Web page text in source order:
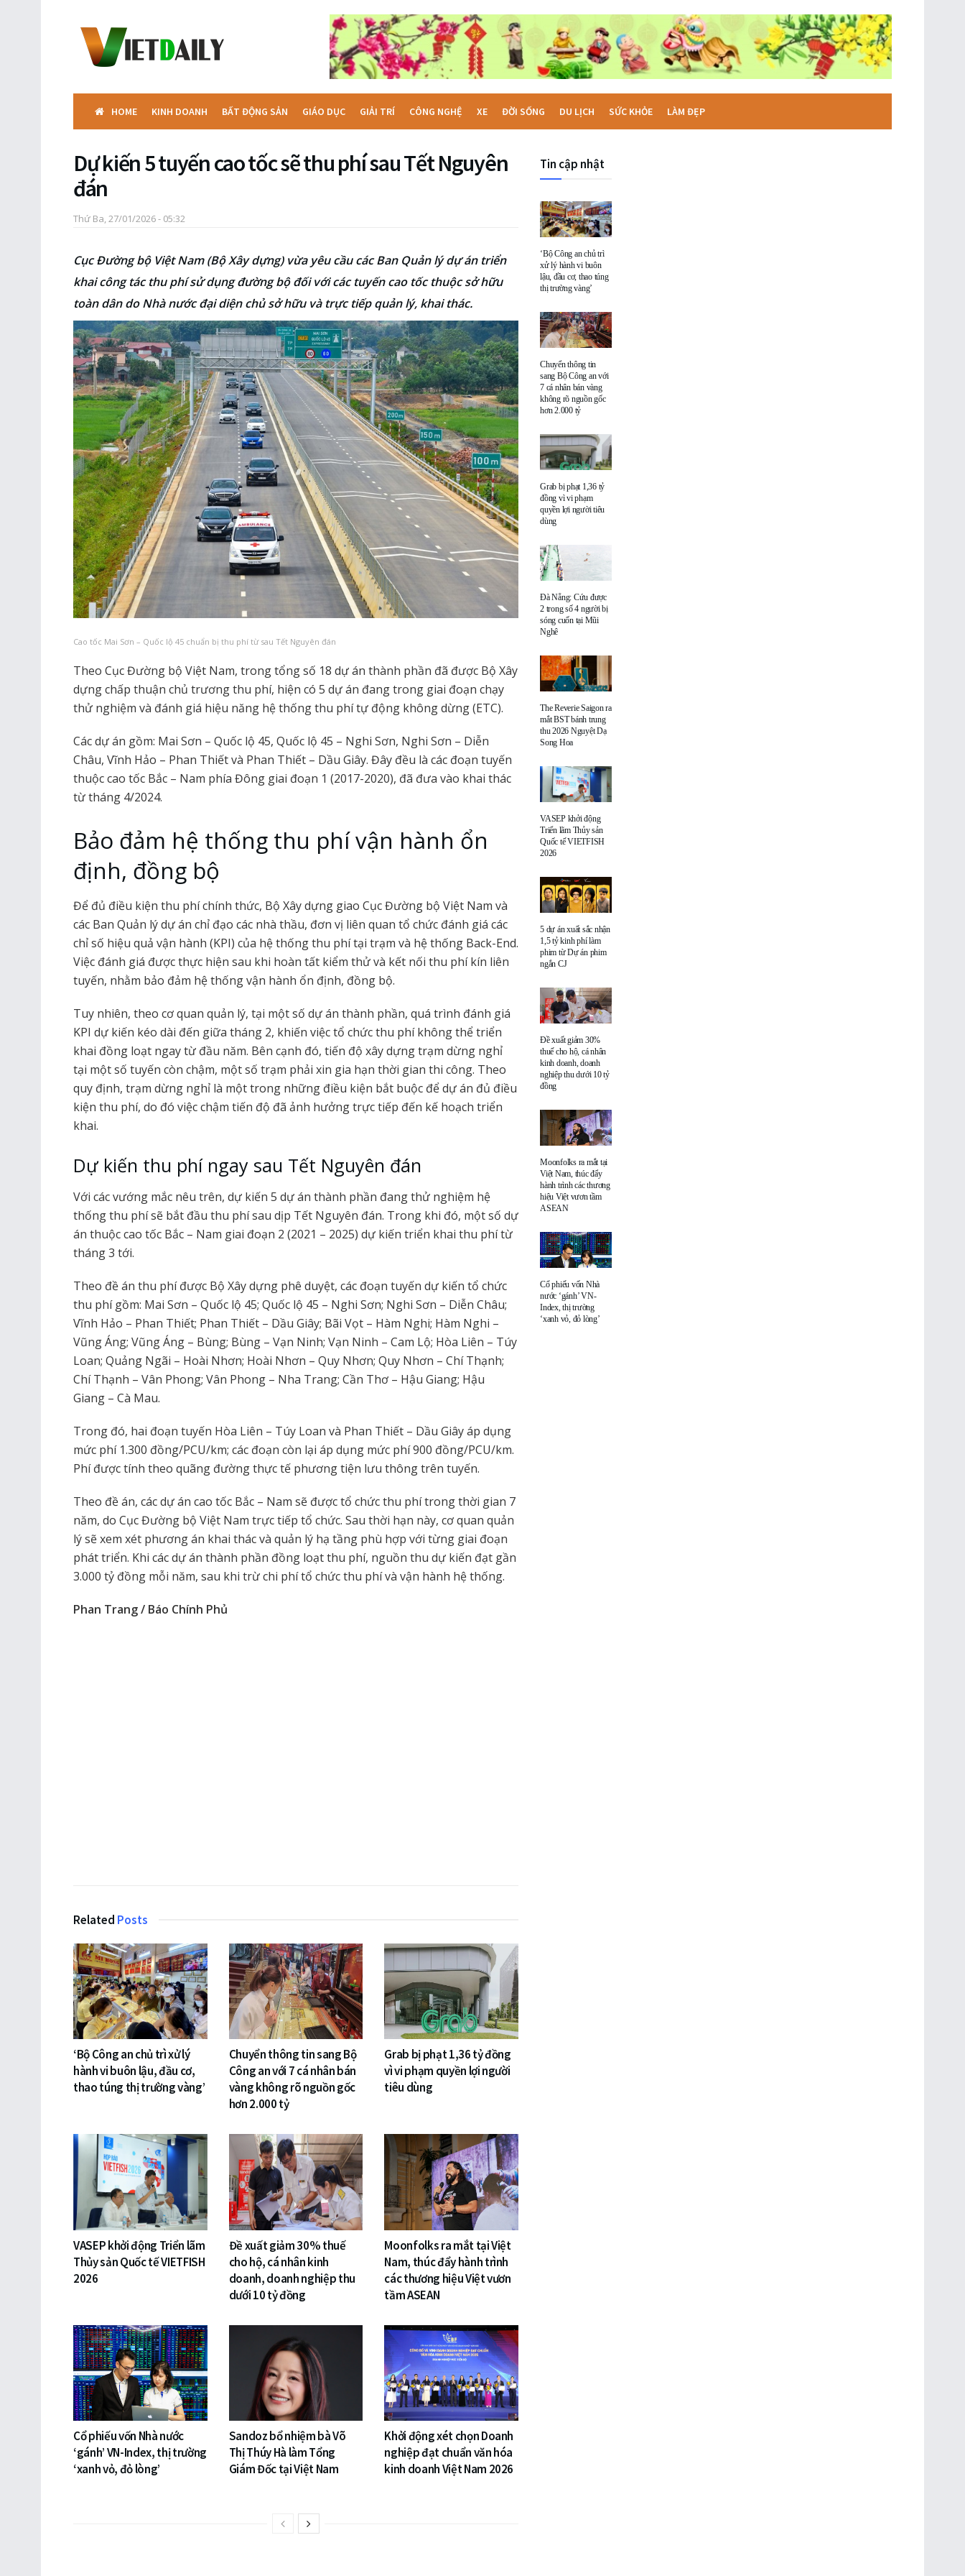
HOME KINH DOANH BẤT ĐỘNG SẢN GIÁO DỤC GIẢI TRÍ CÔNG NGHỆ XE ĐỜI SỐNG DU LỊCH SỨC KHỎE LÀM ĐẸP
Dự kiến 5 tuyến cao tốc sẽ thu phí sau Tết Nguyên
đán
Thứ Ba, 27/01/2026 - 05:32
Cục Đường bộ Việt Nam (Bộ Xây dựng) vừa yêu cầu các Ban Quản lý dự án triển
khai công tác thu phí sử dụng đường bộ đối với các tuyến cao tốc thuộc sở hữu
toàn dân do Nhà nước đại diện chủ sở hữu và trực tiếp quản lý, khai thác.
Cao tốc Mai Sơn – Quốc lộ 45 chuẩn bị thu phí từ sau Tết Nguyên đán
Theo Cục Đường bộ Việt Nam, trong tổng số 18 dự án thành phần đã được Bộ Xây
dựng chấp thuận chủ trương thu phí, hiện có 5 dự án đang trong giai đoạn chạy
thử nghiệm và đánh giá hiệu năng hệ thống thu phí tự động không dừng (ETC).
Các dự án gồm: Mai Sơn – Quốc lộ 45, Quốc lộ 45 – Nghi Sơn, Nghi Sơn – Diễn
Châu, Vĩnh Hảo – Phan Thiết và Phan Thiết – Dầu Giây. Đây đều là các đoạn tuyến
thuộc cao tốc Bắc – Nam phía Đông giai đoạn 1 (2017-2020), đã đưa vào khai thác
từ tháng 4/2024.
Bảo đảm hệ thống thu phí vận hành ổn
định, đồng bộ
Để đủ điều kiện thu phí chính thức, Bộ Xây dựng giao Cục Đường bộ Việt Nam và
các Ban Quản lý dự án chỉ đạo các nhà thầu, đơn vị liên quan tổ chức đánh giá các
chỉ số hiệu quả vận hành (KPI) của hệ thống thu phí tại trạm và hệ thống Back-End.
Việc đánh giá được thực hiện sau khi hoàn tất kiểm thử và kết nối thu phí kín liên
tuyến, nhằm bảo đảm hệ thống vận hành ổn định, đồng bộ.
Tuy nhiên, theo cơ quan quản lý, tại một số dự án thành phần, quá trình đánh giá
KPI dự kiến kéo dài đến giữa tháng 2, khiến việc tổ chức thu phí không thể triển
khai đồng loạt ngay từ đầu năm. Bên cạnh đó, tiến độ xây dựng trạm dừng nghỉ
tại một số tuyến còn chậm, một số trạm phải xin gia hạn thời gian thi công. Theo
quy định, trạm dừng nghỉ là một trong những điều kiện bắt buộc để dự án đủ điều
kiện thu phí, do đó việc chậm tiến độ đã ảnh hưởng trực tiếp đến kế hoạch triển
khai.
Dự kiến thu phí ngay sau Tết Nguyên đán
Với các vướng mắc nêu trên, dự kiến 5 dự án thành phần đang thử nghiệm hệ
thống thu phí sẽ bắt đầu thu phí sau dịp Tết Nguyên đán. Trong khi đó, một số dự
án thuộc cao tốc Bắc – Nam giai đoạn 2 (2021 – 2025) dự kiến triển khai thu phí từ
tháng 3 tới.
Theo đề án thu phí được Bộ Xây dựng phê duyệt, các đoạn tuyến dự kiến tổ chức
thu phí gồm: Mai Sơn – Quốc lộ 45; Quốc lộ 45 – Nghi Sơn; Nghi Sơn – Diễn Châu;
Vĩnh Hảo – Phan Thiết; Phan Thiết – Dầu Giây; Bãi Vọt – Hàm Nghi; Hàm Nghi –
Vũng Áng; Vũng Áng – Bùng; Bùng – Vạn Ninh; Vạn Ninh – Cam Lộ; Hòa Liên – Túy
Loan; Quảng Ngãi – Hoài Nhơn; Hoài Nhơn – Quy Nhơn; Quy Nhơn – Chí Thạnh;
Chí Thạnh – Vân Phong; Vân Phong – Nha Trang; Cần Thơ – Hậu Giang; Hậu
Giang – Cà Mau.
Trong đó, hai đoạn tuyến Hòa Liên – Túy Loan và Phan Thiết – Dầu Giây áp dụng
mức phí 1.300 đồng/PCU/km; các đoạn còn lại áp dụng mức phí 900 đồng/PCU/km.
Phí được tính theo quãng đường thực tế phương tiện lưu thông trên tuyến.
Theo đề án, các dự án cao tốc Bắc – Nam sẽ được tổ chức thu phí trong thời gian 7
năm, do Cục Đường bộ Việt Nam trực tiếp tổ chức. Sau thời hạn này, cơ quan quản
lý sẽ xem xét phương án khai thác và quản lý hạ tầng phù hợp với từng giai đoạn
phát triển. Khi các dự án thành phần đồng loạt thu phí, nguồn thu dự kiến đạt gần
3.000 tỷ đồng mỗi năm, sau khi trừ chi phí tổ chức thu phí và vận hành hệ thống.
Phan Trang / Báo Chính Phủ
Related Posts
‘Bộ Công an chủ trì xử lý
hành vi buôn lậu, đầu cơ,
thao túng thị trường vàng’
Chuyển thông tin sang Bộ
Công an với 7 cá nhân bán
vàng không rõ nguồn gốc
hơn 2.000 tỷ
Grab bị phạt 1,36 tỷ đồng
vì vi phạm quyền lợi người
tiêu dùng
VASEP khởi động Triển lãm
Thủy sản Quốc tế VIETFISH
2026
Đề xuất giảm 30% thuế
cho hộ, cá nhân kinh
doanh, doanh nghiệp thu
dưới 10 tỷ đồng
Moonfolks ra mắt tại Việt
Nam, thúc đẩy hành trình
các thương hiệu Việt vươn
tầm ASEAN
Cổ phiếu vốn Nhà nước
‘gánh’ VN-Index, thị trường
‘xanh vỏ, đỏ lòng’
Sandoz bổ nhiệm bà Võ
Thị Thúy Hà làm Tổng
Giám Đốc tại Việt Nam
Khởi động xét chọn Doanh
nghiệp đạt chuẩn văn hóa
kinh doanh Việt Nam 2026
Tin cập nhật
‘Bộ Công an chủ trì
xử lý hành vi buôn
lậu, đầu cơ, thao túng
thị trường vàng’
Chuyển thông tin
sang Bộ Công an với
7 cá nhân bán vàng
không rõ nguồn gốc
hơn 2.000 tỷ
Grab bị phạt 1,36 tỷ
đồng vì vi phạm
quyền lợi người tiêu
dùng
Đà Nẵng: Cứu được
2 trong số 4 người bị
sóng cuốn tại Mũi
Nghê
The Reverie Saigon ra
mắt BST bánh trung
thu 2026 Nguyệt Dạ
Song Hoa
VASEP khởi động
Triển lãm Thủy sản
Quốc tế VIETFISH
2026
5 dự án xuất sắc nhận
1,5 tỷ kinh phí làm
phim từ Dự án phim
ngắn CJ
Đề xuất giảm 30%
thuế cho hộ, cá nhân
kinh doanh, doanh
nghiệp thu dưới 10 tỷ
đồng
Moonfolks ra mắt tại
Việt Nam, thúc đẩy
hành trình các thương
hiệu Việt vươn tầm
ASEAN
Cổ phiếu vốn Nhà
nước ‘gánh’ VN-
Index, thị trường
‘xanh vỏ, đỏ lòng’